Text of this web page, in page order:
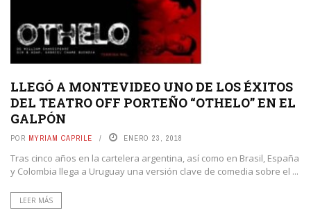
LLEGÓ A MONTEVIDEO UNO DE LOS ÉXITOS
DEL TEATRO OFF PORTEÑO “OTHELO” EN EL
GALPÓN
POR MYRIAM CAPRILE ENERO 23, 2018
Tras cinco años en la cartelera argentina, así como en Brasil, España
y Colombia llega a Uruguay una versión clave de comedia sobre el ...
LEER MÁS